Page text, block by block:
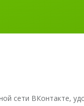
сети ВКонтакте,